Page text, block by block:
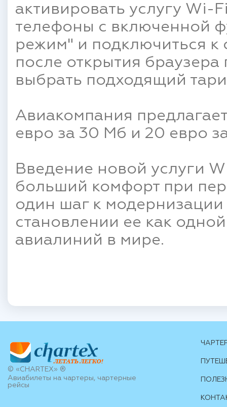
активировать услугу
телефоны с включенной
режим" и подключиться
после открытия
выбрать подходящий
Авиакомпания
евро за 30 Мб и 20 евро
Введение новой услуги
больший комфорт при
один шаг к
становлении ее как
авиалиний в мире.
© «CHARTEX» ®
Авиабилеты на чартеры, чартерные
рейсы